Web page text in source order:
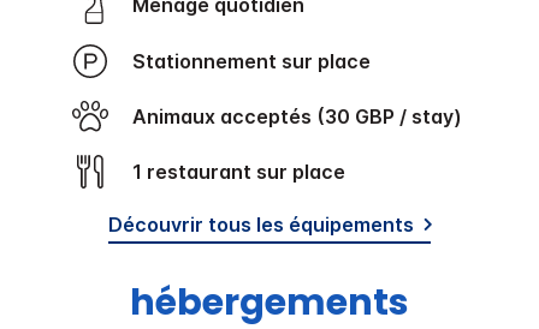
Ménage quotidien
Stationnement sur place
Animaux acceptés (30 GBP / stay)
1 restaurant sur place
Découvrir tous les équipements
hébergements